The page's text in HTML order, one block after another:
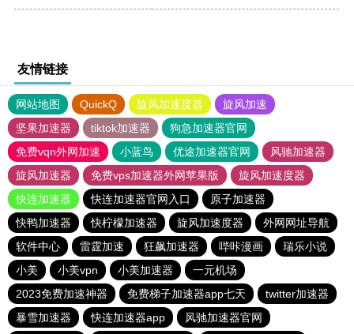
友情链接
网站地图 QuickQ 旋风加速度器
旋风加速
坚果加速器
tiktok加速器
狗急加速器官网
免费vqn外网加速
小蓝鸟 优途加速器官网
风驰加速器
旋风加速器
免费vps加速器外网苹果版
旋风加速度器
快连加速器
快连加速器官网入口
原子加速器
快鸭加速器
快柠檬加速器 旋风加速度器
外网网址导航
软件中心
雷霆加速 狂飙加速器 哔咔漫画
瑞乐小说
小美
小美vpn 小美加速器
一元机场
2023免费加速神器
免费梯子加速器app七天
twitter加速器
暴雪加速器
快连加速器app
风驰加速器官网